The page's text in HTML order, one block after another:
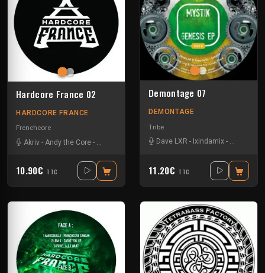
Hardcore France 02
HARDCORE FRANCE
Frenchcore
Akriv - Andy the Core - Maissouille Mr. Bassmeister -Rob Gee -Tha
10.90€ TTC
Demontage 07
DEMONTAGE
Tribe
Dave LXR - Ixindamix - Ling-ling
11.20€ TTC